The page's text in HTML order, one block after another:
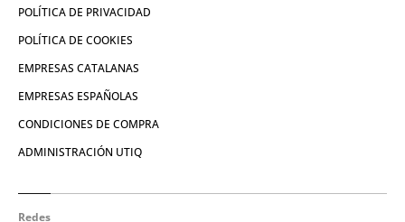
POLÍTICA DE PRIVACIDAD
POLÍTICA DE COOKIES
EMPRESAS CATALANAS
EMPRESAS ESPAÑOLAS
CONDICIONES DE COMPRA
ADMINISTRACIÓN UTIQ
Redes